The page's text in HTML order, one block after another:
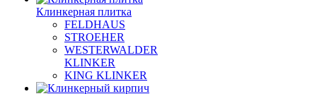
Клинкерная плитка
FELDHAUS
STROEHER
WESTERWALDER
KLINKER
KING KLINKER